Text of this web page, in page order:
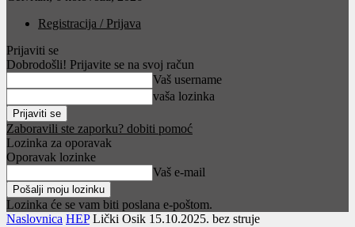
Registracija / Prijava
Prijaviti se
Dobrodošli! Prijavite se na svoj račun
Vaš username
vaša lozinka
Zaboravili ste zaporku? dobiti pomoć
Lozinka za oporavak
Oporavak lozinke
Vaš e-mail
Lozinka će se vam biti poslana e-poštom.
Naslovnica HEP Lički Osik 15.10.2025. bez struje